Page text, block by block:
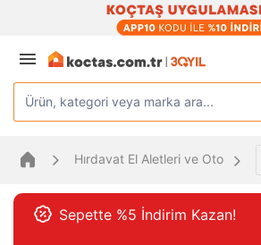
Ürün, kategori veya marka ara...
Hırdavat El Aletleri ve Oto
Sepette %5 İndirim Kazan!